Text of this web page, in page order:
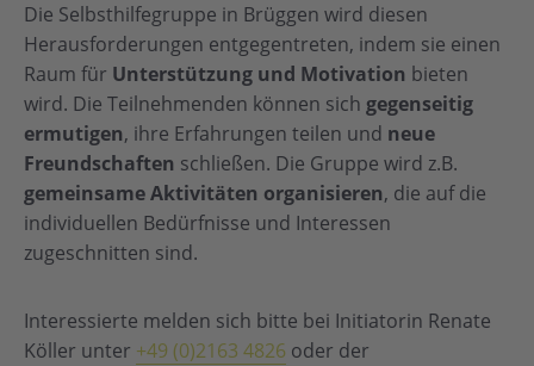
Die Selbsthilfegruppe in Brüggen wird diesen
Herausforderungen entgegentreten, indem sie einen
Raum für Unterstützung und Motivation bieten
wird. Die Teilnehmenden können sich gegenseitig
ermutigen, ihre Erfahrungen teilen und neue
Freundschaften schließen. Die Gruppe wird z.B.
gemeinsame Aktivitäten organisieren, die auf die
individuellen Bedürfnisse und Interessen
zugeschnitten sind.
Interessierte melden sich bitte bei Initiatorin Renate
Köller unter +49 (0)2163 4826 oder der